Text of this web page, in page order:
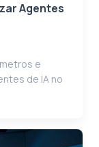
Agentes
e
de IA no